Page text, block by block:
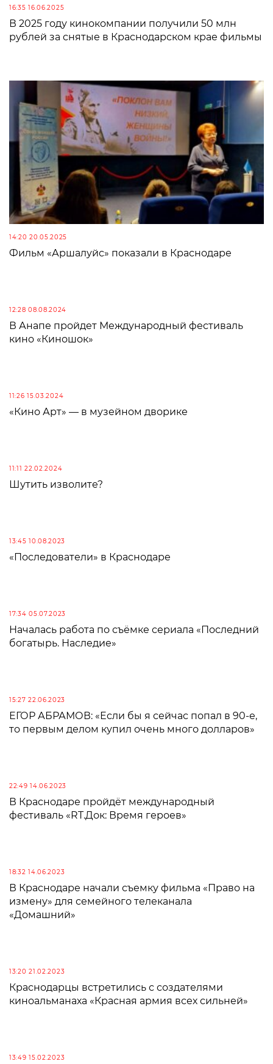
16:35 16.06.2025
В 2025 году кинокомпании получили 50 млн
рублей за снятые в Краснодарском крае фильмы
14:20 20.05.2025
Фильм «Аршалуйс» показали в Краснодаре
12:28 08.08.2024
В Анапе пройдет Международный фестиваль
кино «Киношок»
11:26 15.03.2024
«Кино Арт» — в музейном дворике
11:11 22.02.2024
Шутить изволите?
13:45 10.08.2023
«Последователи» в Краснодаре
17:34 05.07.2023
Началась работа по съёмке сериала «Последний
богатырь. Наследие»
15:27 22.06.2023
ЕГОР АБРАМОВ: «Если бы я сейчас попал в 90-е,
то первым делом купил очень много долларов»
22:49 14.06.2023
В Краснодаре пройдёт международный
фестиваль «RT.Док: Время героев»
18:32 14.06.2023
В Краснодаре начали съемку фильма «Право на
измену» для семейного телеканала
«Домашний»
13:20 21.02.2023
Краснодарцы встретились с создателями
киноальманаха «Красная армия всех сильней»
13:49 15.02.2023